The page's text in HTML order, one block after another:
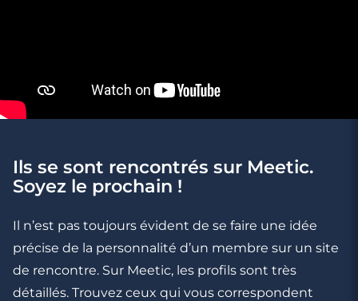
3 minutes
Ils se sont rencontrés sur Meetic.
Soyez le prochain !
Il n’est pas toujours évident de se faire une idée
précise de la personnalité d’un membre sur un site
de rencontre. Sur Meetic, les profils sont très
détaillés. Trouvez ceux qui vous correspondent